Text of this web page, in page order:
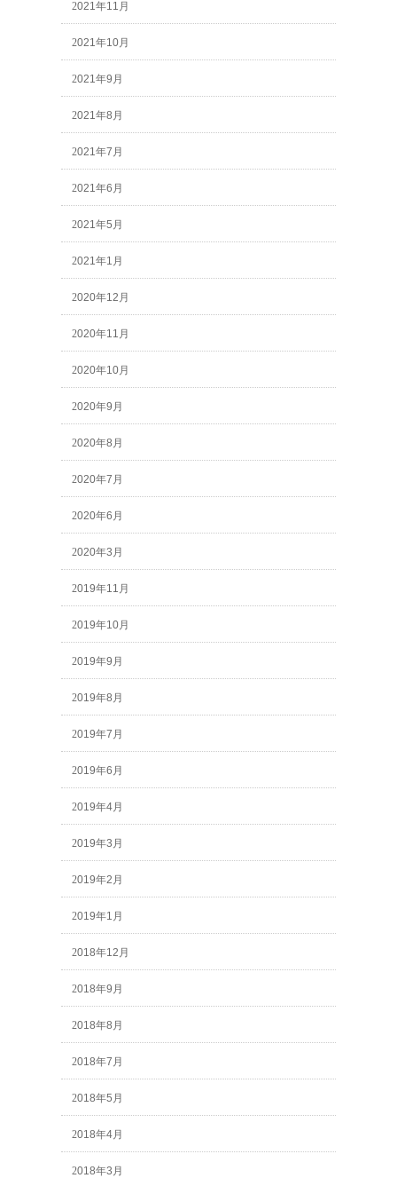
2021年11月
2021年10月
2021年9月
2021年8月
2021年7月
2021年6月
2021年5月
2021年1月
2020年12月
2020年11月
2020年10月
2020年9月
2020年8月
2020年7月
2020年6月
2020年3月
2019年11月
2019年10月
2019年9月
2019年8月
2019年7月
2019年6月
2019年4月
2019年3月
2019年2月
2019年1月
2018年12月
2018年9月
2018年8月
2018年7月
2018年5月
2018年4月
2018年3月